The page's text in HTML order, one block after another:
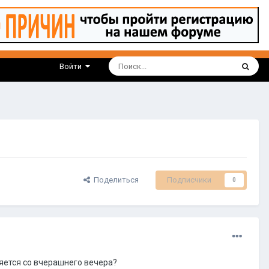
Войти
Поделиться Подписчики 0
со вчерашнего вечера?